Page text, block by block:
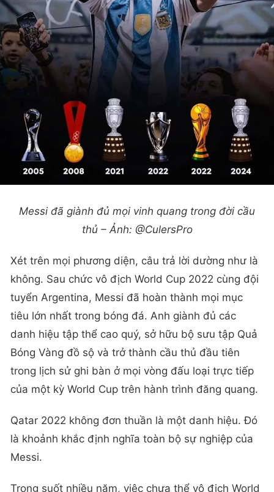
Messi đã giành đủ mọi vinh quang trong đời cầu
thủ – Ảnh: @CulersPro
Xét trên mọi phương diện, câu trả lời dường như là
không. Sau chức vô địch World Cup 2022 cùng đội
tuyển Argentina, Messi đã hoàn thành mọi mục
tiêu lớn nhất trong bóng đá. Anh giành đủ các
danh hiệu tập thể cao quý, sở hữu bộ sưu tập Quả
Bóng Vàng đồ sộ và trở thành cầu thủ đầu tiên
trong lịch sử ghi bàn ở mọi vòng đấu loại trực tiếp
của một kỳ World Cup trên hành trình đăng quang.
Qatar 2022 không đơn thuần là một danh hiệu. Đó
là khoảnh khắc định nghĩa toàn bộ sự nghiệp của
Messi.
Trong suốt nhiều năm, việc chưa thể vô địch World